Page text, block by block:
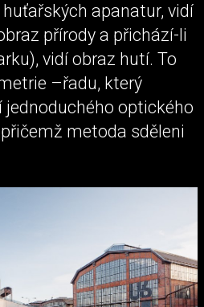
apanatur, vidí
přírody a přichází-li
vidí obraz hutí. To
–řadu, který
optického
metoda sděleni